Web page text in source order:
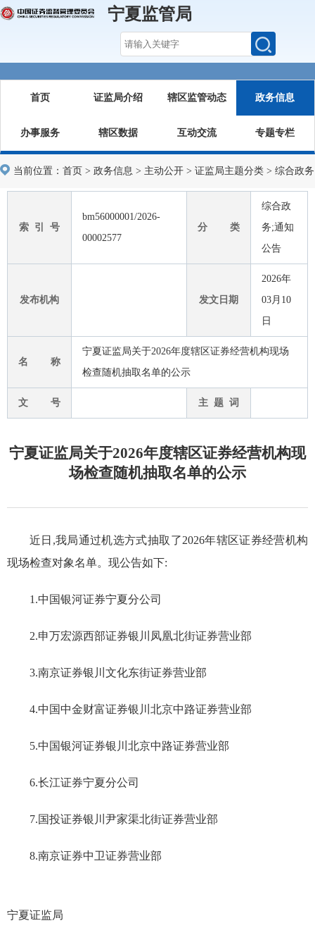
宁夏监管局
首页 证监局介绍 辖区监管动态 政务信息
办事服务 辖区数据 互动交流 专题专栏
当前位置： 首页 > 政务信息 > 主动公开 > 证监局主题分类 > 综合政务
索 引 号
bm56000001/2026-
00002577
分 类
综合政
务;通知
公告
发布机构 发文日期
2026年
03月10
日
名 称
宁夏证监局关于2026年度辖区证券经营机构现场
检查随机抽取名单的公示
文 号 主 题 词
宁夏证监局关于2026年度辖区证券经营机构现
场检查随机抽取名单的公示
近日,我局通过机选方式抽取了2026年辖区证券经营机构
现场检查对象名单。现公告如下:
1.中国银河证券宁夏分公司
2.申万宏源西部证券银川凤凰北街证券营业部
3.南京证券银川文化东街证券营业部
4.中国中金财富证券银川北京中路证券营业部
5.中国银河证券银川北京中路证券营业部
6.长江证券宁夏分公司
7.国投证券银川尹家渠北街证券营业部
8.南京证券中卫证券营业部
宁夏证监局